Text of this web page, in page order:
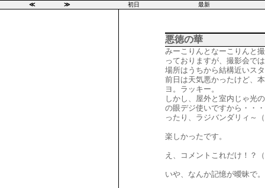
≪ ≫ 初日 最新
悪徳の華
みーこりんとなーこりんと
っておりますが、撮影会で
場所はうちから結構近いス
前日は天気悪かったけど、
ヨ。ラッキー。
しかし、屋外と室内じゃ光
の眼デジ使いですから・・
ったり、ラジバンダリィ～
楽しかったです。
え、コメントこれだけ！？
いや、なんか記憶が曖昧で。